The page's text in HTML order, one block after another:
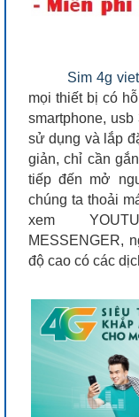
Sim 4g
mọi thiết bị có
smartphone,
sử dụng và lắp
giản, chỉ cần gắn
tiếp đến mở
chúng ta thoải
xem
MESSENGER,
độ cao có các